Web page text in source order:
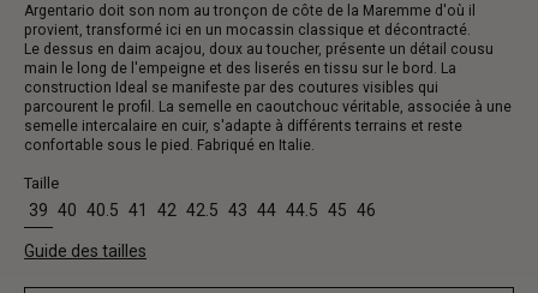
normal
Argentario doit son nom au tronçon de côte de la Maremme d'où il
provient, transformé ici en un mocassin classique et décontracté.
Le dessus en daim acajou, doux au toucher, présente un détail cousu
main le long de l'empeigne et des liserés en tissu sur le bord. La
construction Ideal se manifeste par des coutures visibles qui
parcourent le profil. La semelle en caoutchouc véritable, associée à une
semelle intercalaire en cuir, s'adapte à différents terrains et reste
confortable sous le pied. Fabriqué en Italie.
Taille
39 40 40.5 41 42 42.5 43 44 44.5 45 46
Guide des tailles